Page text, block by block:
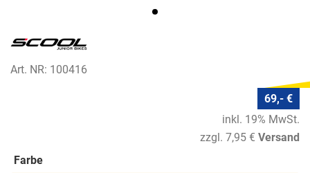
Art. NR: 100416
69,- €
inkl. 19% MwSt.
zzgl. 7,95 € Versand
Farbe